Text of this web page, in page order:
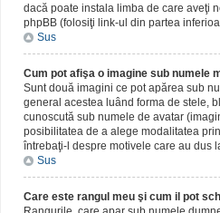
dacă poate instala limba de care aveţi
phpBB (folosiţi link-ul din partea
Sus
Cum pot afişa o imagine sub numele
Sunt două imagini ce pot apărea sub
general acestea luând forma de stele,
cunoscută sub numele de avatar
posibilitatea de a alege modalitatea
întrebaţi-l despre motivele care au dus
Sus
Care este rangul meu şi cum il pot